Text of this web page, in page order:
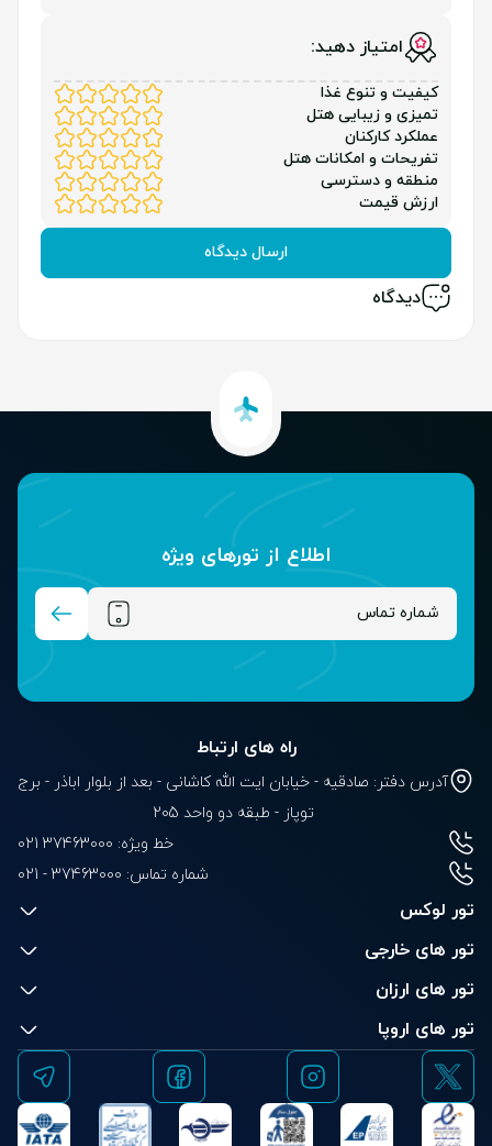
امتیاز دهید:
کیفیت و تنوع غذا
تمیزی و زیبایی هتل
عملکرد کارکنان
تفریحات و امکانات هتل
منطقه و دسترسی
ارزش قیمت
ارسال دیدگاه
دیدگاه
اطلاع از تور‌های ویژه
راه های ارتباط
آدرس دفتر: صادقیه - خیابان ایت الله کاشانی - بعد از بلوار‌‌ اباذر - برج
توپاز - طبقه دو واحد 205
خط ویژه: 37463000 021
شماره تماس: 021 - 37463000
تور لوکس
تور های خارجی
تور های ارزان
تور های اروپا